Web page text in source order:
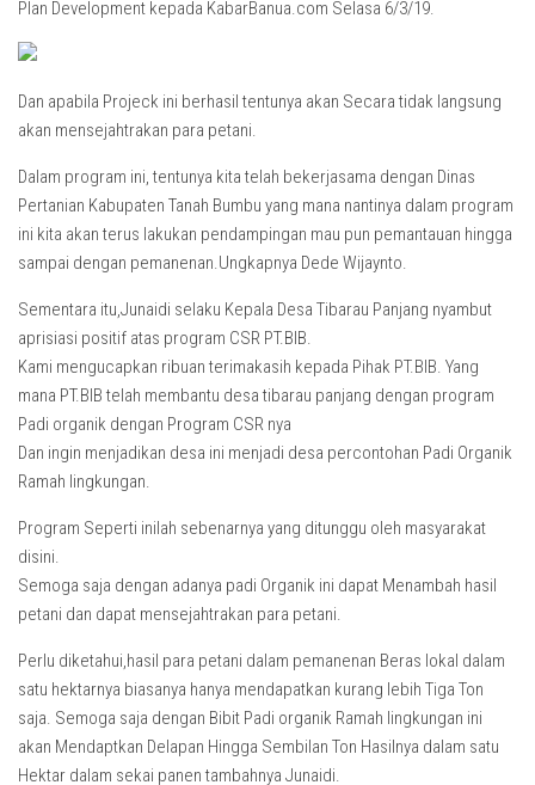
Plan Development kepada KabarBanua.com Selasa 6/3/19.
Dan apabila Projeck ini berhasil tentunya akan Secara tidak langsung
akan mensejahtrakan para petani.
Dalam program ini, tentunya kita telah bekerjasama dengan Dinas
Pertanian Kabupaten Tanah Bumbu yang mana nantinya dalam program
ini kita akan terus lakukan pendampingan mau pun pemantauan hingga
sampai dengan pemanenan.Ungkapnya Dede Wijaynto.
Sementara itu,Junaidi selaku Kepala Desa Tibarau Panjang nyambut
aprisiasi positif atas program CSR PT.BIB.
Kami mengucapkan ribuan terimakasih kepada Pihak PT.BIB. Yang
mana PT.BIB telah membantu desa tibarau panjang dengan program
Padi organik dengan Program CSR nya
Dan ingin menjadikan desa ini menjadi desa percontohan Padi Organik
Ramah lingkungan.
Program Seperti inilah sebenarnya yang ditunggu oleh masyarakat
disini.
Semoga saja dengan adanya padi Organik ini dapat Menambah hasil
petani dan dapat mensejahtrakan para petani.
Perlu diketahui,hasil para petani dalam pemanenan Beras lokal dalam
satu hektarnya biasanya hanya mendapatkan kurang lebih Tiga Ton
saja. Semoga saja dengan Bibit Padi organik Ramah lingkungan ini
akan Mendaptkan Delapan Hingga Sembilan Ton Hasilnya dalam satu
Hektar dalam sekai panen tambahnya Junaidi.